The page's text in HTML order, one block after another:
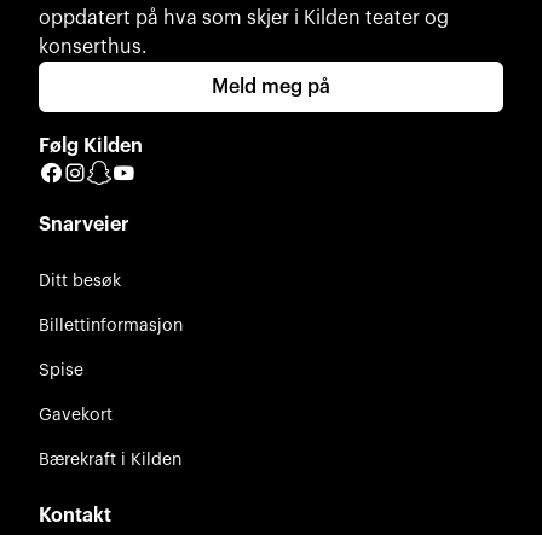
oppdatert på hva som skjer i Kilden teater og
konserthus.
Meld meg på
Følg Kilden
Facebook
Instagram
Snapchat
Snarveier
Ditt besøk
Billettinformasjon
Spise
Gavekort
Bærekraft i Kilden
Kontakt